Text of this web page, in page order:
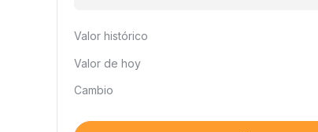
Valor histórico
Valor de hoy
Cambio